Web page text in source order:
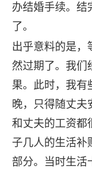
办结婚手续。结
了。
出乎意料的是，
然过期了。我们
果。此时，我有
晚，只得随丈夫
和丈夫的工资都
子几人的生活补
部分。当时生活